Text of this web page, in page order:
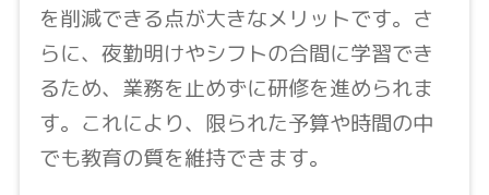
を削減できる点が大きなメリットです。さ
らに、夜勤明けやシフトの合間に学習でき
るため、業務を止めずに研修を進められま
す。これにより、限られた予算や時間の中
でも教育の質を維持できます。